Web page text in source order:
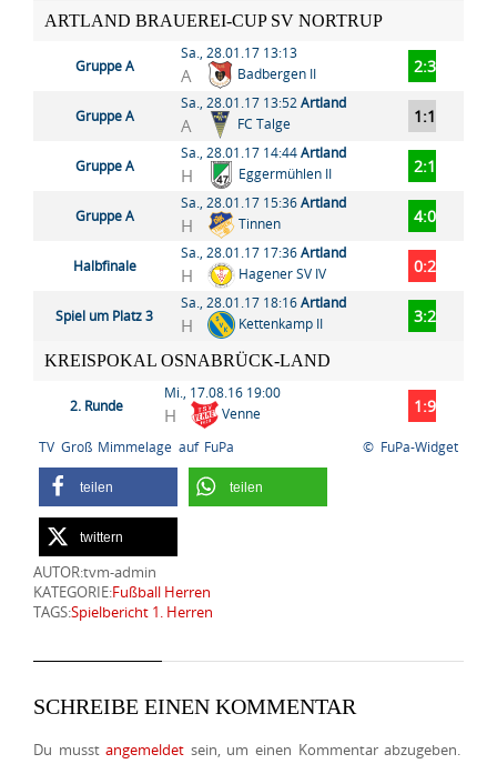
ARTLAND BRAUEREI-CUP SV NORTRUP
Gruppe A
Sa., 28.01.17 13:13
A Badbergen II 2:3
Gruppe A
Sa., 28.01.17 13:52Artland
A FC Talge 1:1
Gruppe A
Sa., 28.01.17 14:44Artland
H Eggermühlen II 2:1
Gruppe A
Sa., 28.01.17 15:36Artland
H Tinnen 4:0
Halbfinale
Sa., 28.01.17 17:36Artland
H Hagener SV IV 0:2
Spiel um Platz 3
Sa., 28.01.17 18:16Artland
H Kettenkamp II 3:2
KREISPOKAL OSNABRÜCK-LAND
2. Runde
Mi., 17.08.16 19:00
H Venne 1:9
TV Groß Mimmelage auf FuPa © FuPa-Widget
teilen teilen
twittern
AUTOR:tvm-admin
KATEGORIE:Fußball Herren
TAGS:Spielbericht 1. Herren
SCHREIBE EINEN KOMMENTAR
Du musstangemeldet sein, um einen Kommentar abzugeben.